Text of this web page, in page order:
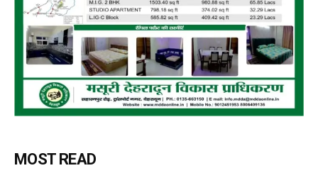
MOST READ